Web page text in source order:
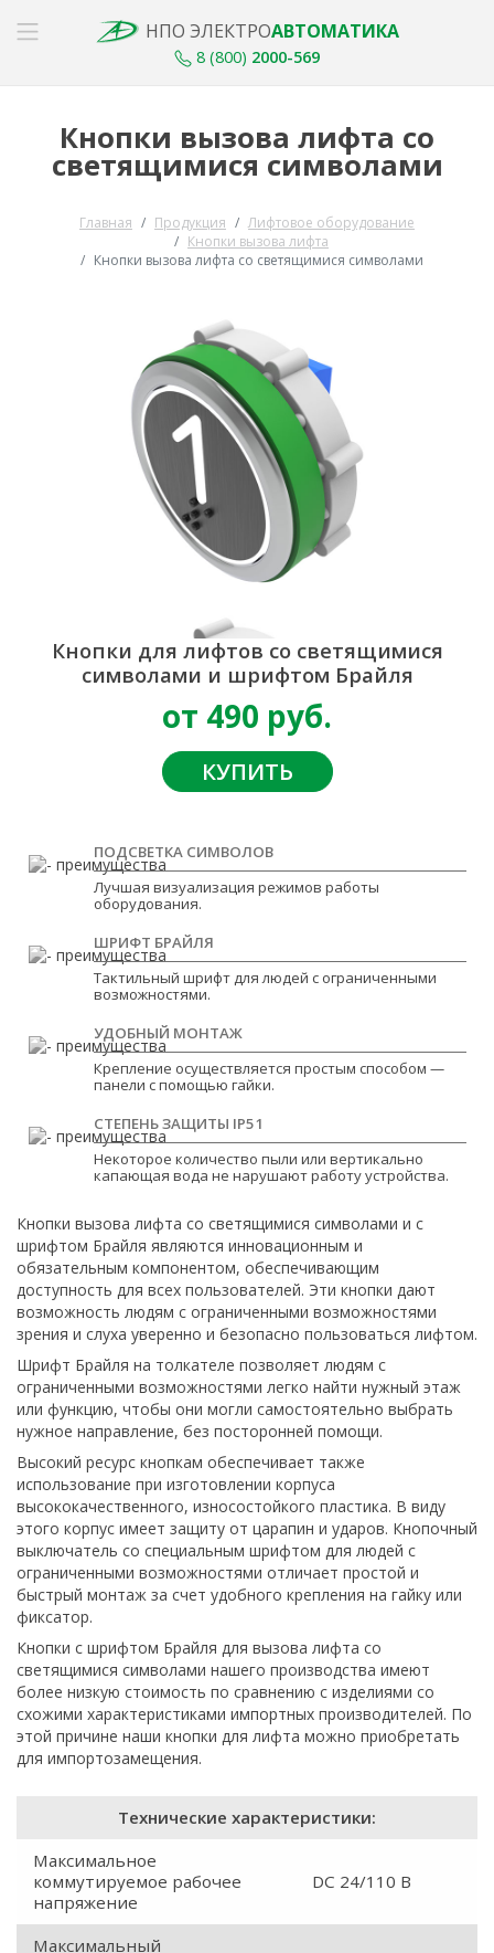
НПО ЭЛЕКТРОАВТОМАТИКА
8 (800) 2000-569
Кнопки вызова лифта со
светящимися символами
Главная Продукция
Лифтовое оборудование
Кнопки вызова лифта
Кнопки вызова лифта со светящимися символами
Кнопки для лифтов со светящимися
символами и шрифтом Брайля
от 490 руб.
КУПИТЬ
ПОДСВЕТКА СИМВОЛОВ
Лучшая визуализация режимов работы
оборудования.
ШРИФТ БРАЙЛЯ
Тактильный шрифт для людей с ограниченными
возможностями.
УДОБНЫЙ МОНТАЖ
Крепление осуществляется простым способом —
панели с помощью гайки.
СТЕПЕНЬ ЗАЩИТЫ IP51
Некоторое количество пыли или вертикально
капающая вода не нарушают работу устройства.
Кнопки вызова лифта со светящимися символами и с
шрифтом Брайля являются инновационным и
обязательным компонентом, обеспечивающим
доступность для всех пользователей. Эти кнопки дают
возможность людям с ограниченными возможностями
зрения и слуха уверенно и безопасно пользоваться лифтом.
Шрифт Брайля на толкателе позволяет людям с
ограниченными возможностями легко найти нужный этаж
или функцию, чтобы они могли самостоятельно выбрать
нужное направление, без посторонней помощи.
Высокий ресурс кнопкам обеспечивает также
использование при изготовлении корпуса
высококачественного, износостойкого пластика. В виду
этого корпус имеет защиту от царапин и ударов. Кнопочный
выключатель со специальным шрифтом для людей с
ограниченными возможностями отличает простой и
быстрый монтаж за счет удобного крепления на гайку или
фиксатор.
Кнопки с шрифтом Брайля для вызова лифта со
светящимися символами нашего производства имеют
более низкую стоимость по сравнению с изделиями со
схожими характеристиками импортных производителей. По
этой причине наши кнопки для лифта можно приобретать
для импортозамещения.
Технические характеристики:
Максимальное
коммутируемое рабочее
напряжение
DC 24/110 В
Максимальный